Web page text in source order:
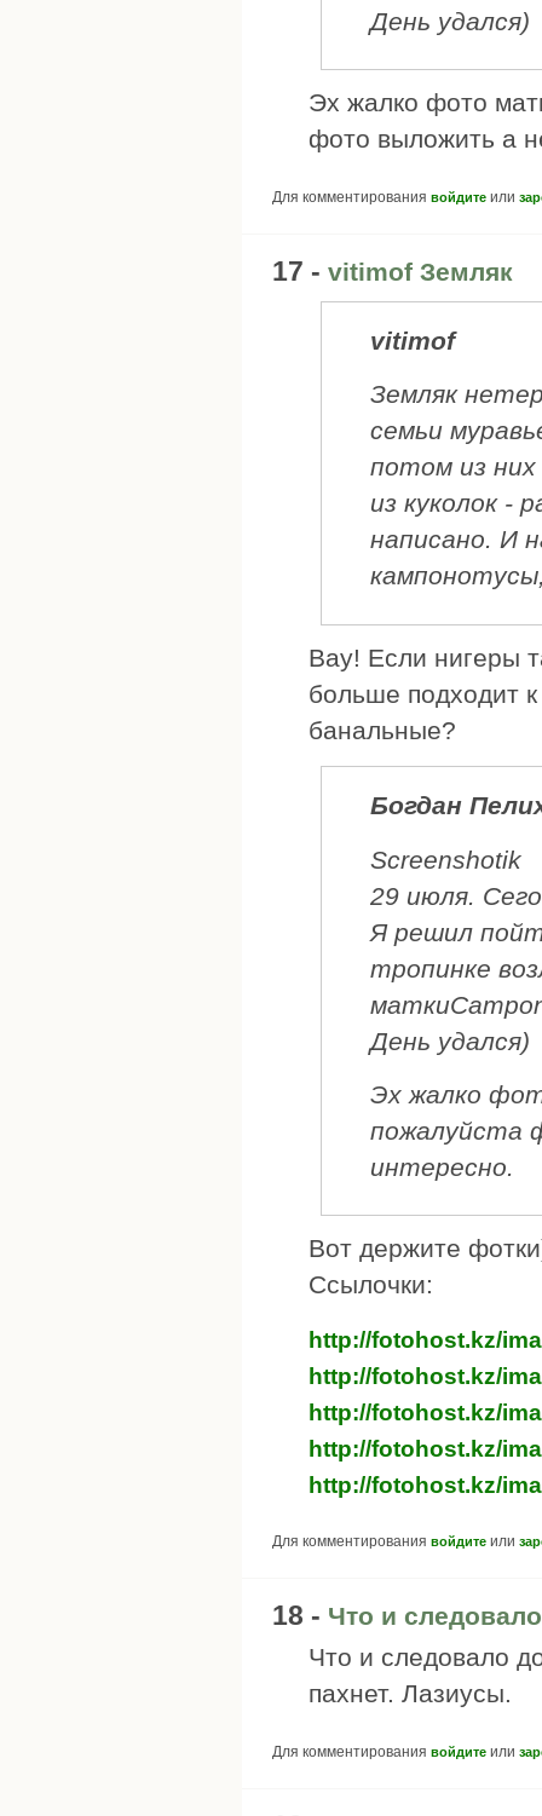
День удался)
Эх жалко фото
фото выложить а
Для комментирования войдите или
17 - vitimof Земляк
vitimof
Земляк
семьи
потом из них
из куколок -
написано. И
Вау! Если нигеры
больше подходит
банальные?
Богдан
Screenshotik
29 июля.
Я решил
тропинке
День удался)
Эх жалко
пожалуйста
интересно.
Вот держите
Ссылочки:
http://fotohost.kz/
http://fotohost.kz/
http://fotohost.kz/
http://fotohost.kz/
http://fotohost.kz/
Для комментирования войдите или
18 - Что и
Что и следовало
пахнет. Лазиусы.
Для комментирования войдите или